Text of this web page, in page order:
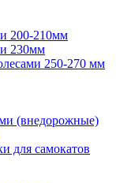
200-210мм
230мм
250-270 мм
(внедорожные)
для самокатов